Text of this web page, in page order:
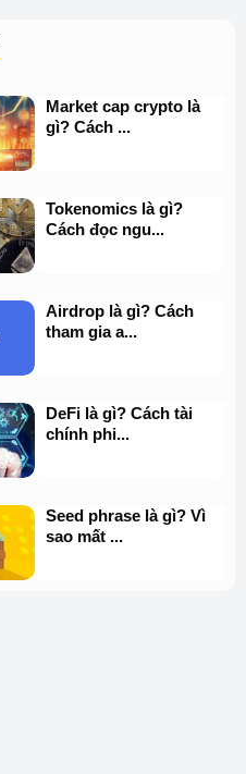
Market cap crypto là
gì? Cách ...
Tokenomics là gì?
Cách đọc ngu...
Airdrop là gì? Cách
tham gia a...
DeFi là gì? Cách tài
chính phi...
Seed phrase là gì? Vì
sao mất ...